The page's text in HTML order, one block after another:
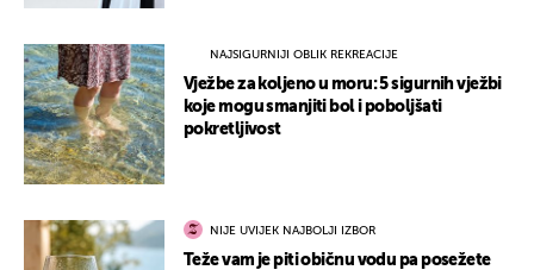
NAJSIGURNIJI OBLIK REKREACIJE
Vježbe za koljeno u moru: 5 sigurnih vježbi
koje mogu smanjiti bol i poboljšati
pokretljivost
NIJE UVIJEK NAJBOLJI IZBOR
Teže vam je piti običnu vodu pa posežete